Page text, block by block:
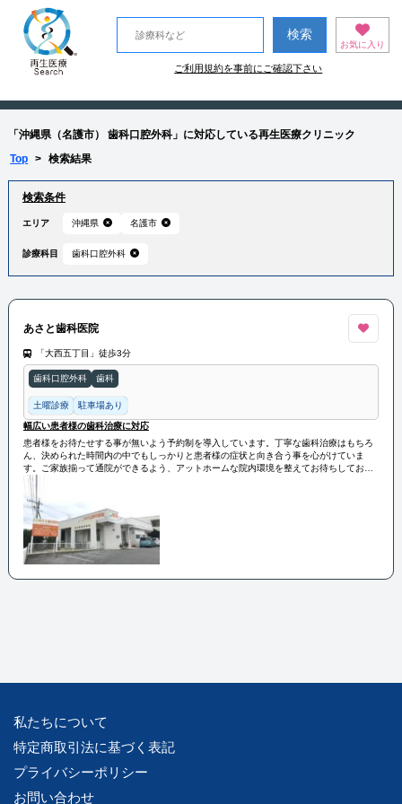
お気に入り
ご利用規約を事前にご確認下さい
「沖縄県（名護市） 歯科口腔外科」に対応している再生医療クリニック
Top > 検索結果
検索条件
エリア 沖縄県 名護市
診療科目 歯科口腔外科
あさと歯科医院
「大西五丁目」徒歩3分
歯科口腔外科 歯科
土曜診療 駐車場あり
幅広い患者様の歯科治療に対応
患者様をお待たせする事が無いよう予約制を導入しています。丁寧な歯科治療はもちろ
ん、決められた時間内の中でもしっかりと患者様の症状と向き合う事を心がけていま
す。ご家族揃って通院ができるよう、アットホームな院内環境を整えてお待ちしており
ます。
私たちについて
特定商取引法に基づく表記
プライバシーポリシー
お問い合わせ